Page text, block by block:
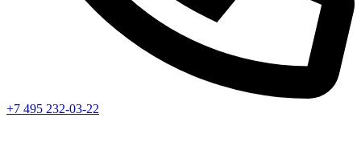
+7 495 232-03-22